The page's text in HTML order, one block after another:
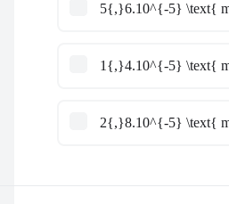
5{,}6.10^{-5} \text{
1{,}4.10^{-5} \text{
2{,}8.10^{-5} \text{